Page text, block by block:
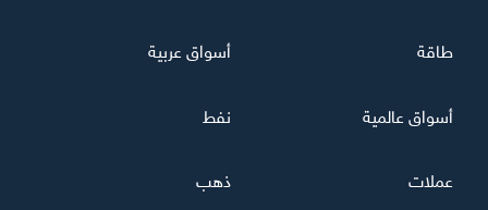
طاقة أسواق عربية
أسواق عالمية نفط
عملات ذهب